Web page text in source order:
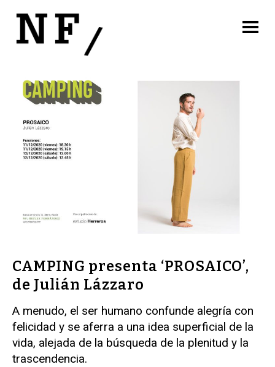
CAMPING presenta ‘PROSAICO’,
de Julián Lázzaro
A menudo, el ser humano confunde alegría con
felicidad y se aferra a una idea superficial de la
vida, alejada de la búsqueda de la plenitud y la
trascendencia.